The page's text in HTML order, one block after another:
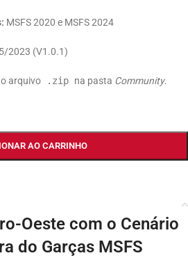
MSFS 2020 e MSFS 2024
2023 (V1.0.1)
arquivo .zip na pasta Community.
AO CARRINHO
Oeste com o Cenário
do Garças MSFS